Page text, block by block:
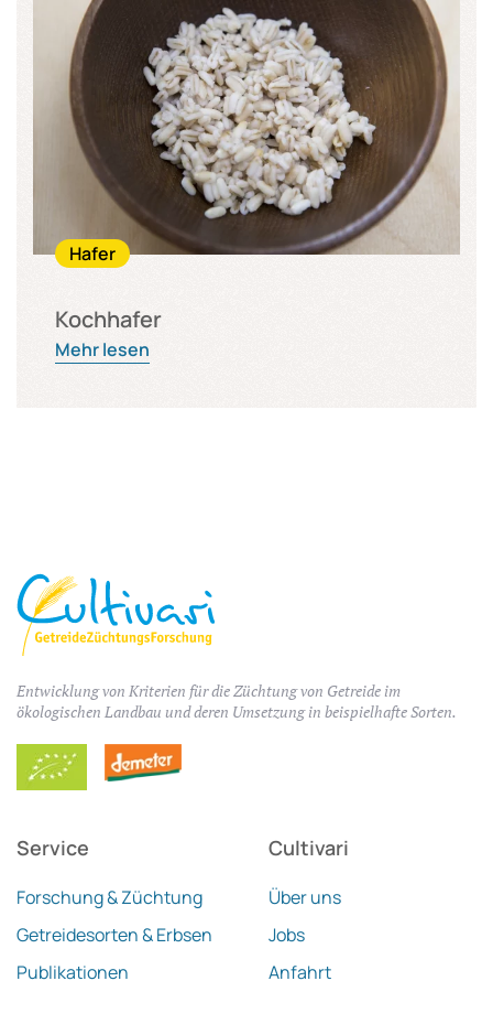
Hafer
Kochhafer
Mehr lesen
Entwicklung von Kriterien für die Züchtung von Getreide im
ökologischen Landbau und deren Umsetzung in beispielhafte Sorten.
Service
Forschung & Züchtung
Getreidesorten & Erbsen
Publikationen
Cultivari
Über uns
Jobs
Anfahrt